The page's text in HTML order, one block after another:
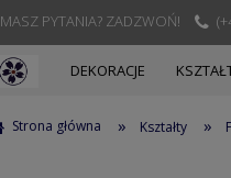
MASZ PYTANIA? ZADZWOŃ!
DEKORACJE
Strona główna » Kształty »